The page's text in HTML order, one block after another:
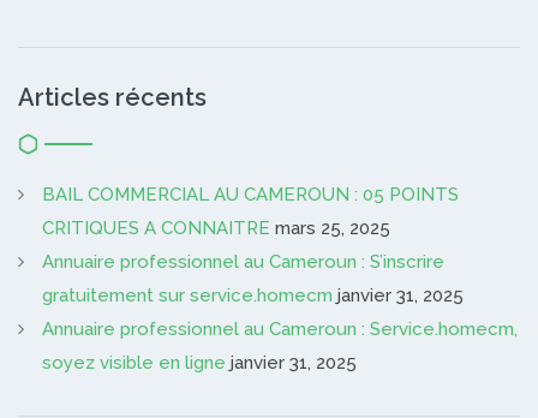
Articles récents
BAIL COMMERCIAL AU CAMEROUN : 05 POINTS
CRITIQUES A CONNAITRE mars 25, 2025
Annuaire professionnel au Cameroun : S’inscrire
gratuitement sur service.homecm janvier 31, 2025
Annuaire professionnel au Cameroun : Service.homecm,
soyez visible en ligne janvier 31, 2025